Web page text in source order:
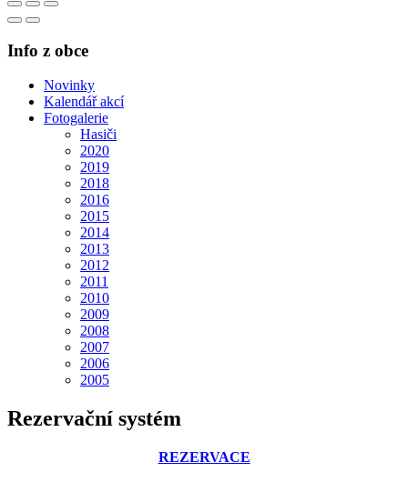
Info z obce
Novinky
Kalendář akcí
Fotogalerie
Hasiči
2020
2019
2018
2016
2015
2014
2013
2012
2011
2010
2009
2008
2007
2006
2005
Rezervační systém
REZERVACE